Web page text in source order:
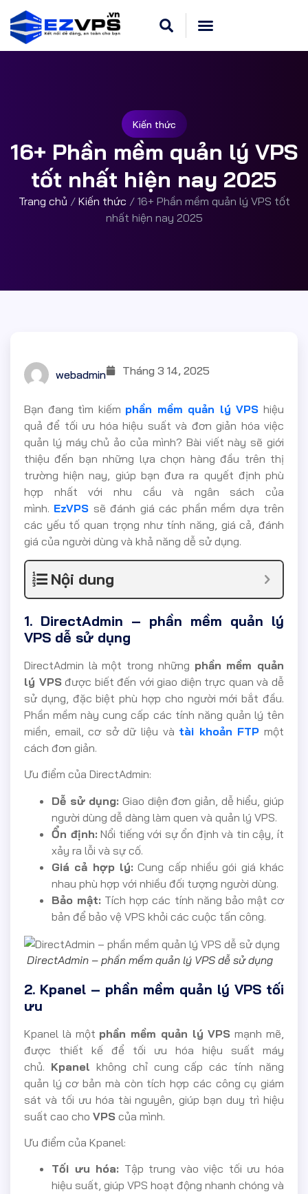
Kiến thức
16+ Phần mềm quản lý VPS
tốt nhất hiện nay 2025
Trang chủ / Kiến thức / 16+ Phần mềm quản lý VPS tốt
nhất hiện nay 2025
webadmin Tháng 3 14, 2025
Bạn đang tìm kiếm phần mềm quản lý VPS hiệu
quả để tối ưu hóa hiệu suất và đơn giản hóa việc
quản lý máy chủ ảo của mình? Bài viết này sẽ giới
thiệu đến bạn những lựa chọn hàng đầu trên thị
trường hiện nay, giúp bạn đưa ra quyết định phù
hợp nhất với nhu cầu và ngân sách của
mình. EzVPS sẽ đánh giá các phần mềm dựa trên
các yếu tố quan trọng như tính năng, giá cả, đánh
giá của người dùng và khả năng dễ sử dụng.
Nội dung
1. DirectAdmin – phần mềm quản lý
VPS dễ sử dụng
DirectAdmin là một trong những phần mềm quản
lý VPSđược biết đến với giao diện trực quan và dễ
sử dụng, đặc biệt phù hợp cho người mới bắt đầu.
Phần mềm này cung cấp các tính năng quản lý tên
miền, email, cơ sở dữ liệu và tài khoản FTP một
cách đơn giản.
Ưu điểm của DirectAdmin:
Dễ sử dụng: Giao diện đơn giản, dễ hiểu, giúp
người dùng dễ dàng làm quen và quản lý VPS.
Ổn định: Nổi tiếng với sự ổn định và tin cậy, ít
xảy ra lỗi và sự cố.
Giá cả hợp lý: Cung cấp nhiều gói giá khác
nhau phù hợp với nhiều đối tượng người dùng.
Bảo mật: Tích hợp các tính năng bảo mật cơ
bản để bảo vệ VPS khỏi các cuộc tấn công.
DirectAdmin – phần mềm quản lý VPS dễ sử dụng
2. Kpanel – phần mềm quản lý VPS tối
ưu
Kpanel là một phần mềm quản lý VPS mạnh mẽ,
được thiết kế để tối ưu hóa hiệu suất máy
chủ. Kpanel không chỉ cung cấp các tính năng
quản lý cơ bản mà còn tích hợp các công cụ giám
sát và tối ưu hóa tài nguyên, giúp bạn duy trì hiệu
suất cao cho VPS của mình.
Ưu điểm của Kpanel:
Tối ưu hóa: Tập trung vào việc tối ưu hóa
hiệu suất, giúp VPS hoạt động nhanh chóng và